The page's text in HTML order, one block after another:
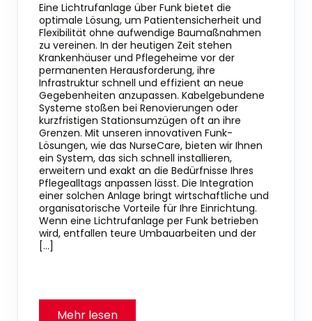
Eine Lichtrufanlage über Funk bietet die
optimale Lösung, um Patientensicherheit und
Flexibilität ohne aufwendige Baumaßnahmen
zu vereinen. In der heutigen Zeit stehen
Krankenhäuser und Pflegeheime vor der
permanenten Herausforderung, ihre
Infrastruktur schnell und effizient an neue
Gegebenheiten anzupassen. Kabelgebundene
Systeme stoßen bei Renovierungen oder
kurzfristigen Stationsumzügen oft an ihre
Grenzen. Mit unseren innovativen Funk-
Lösungen, wie das NurseCare, bieten wir Ihnen
ein System, das sich schnell installieren,
erweitern und exakt an die Bedürfnisse Ihres
Pflegealltags anpassen lässt. Die Integration
einer solchen Anlage bringt wirtschaftliche und
organisatorische Vorteile für Ihre Einrichtung.
Wenn eine Lichtrufanlage per Funk betrieben
wird, entfallen teure Umbauarbeiten und der
[…]